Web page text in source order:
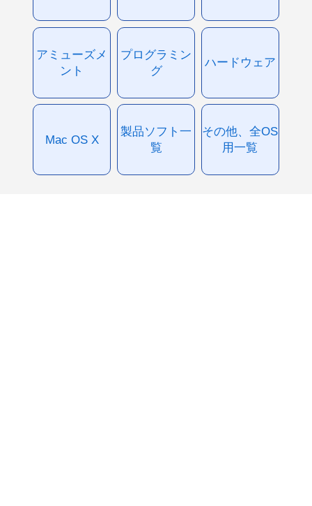
アミューズメ
ント
プログラミン
グ
ハードウェア
Mac OS X
製品ソフト一
覧
その他、全OS
用一覧